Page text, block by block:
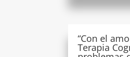
“Con el
Terapia